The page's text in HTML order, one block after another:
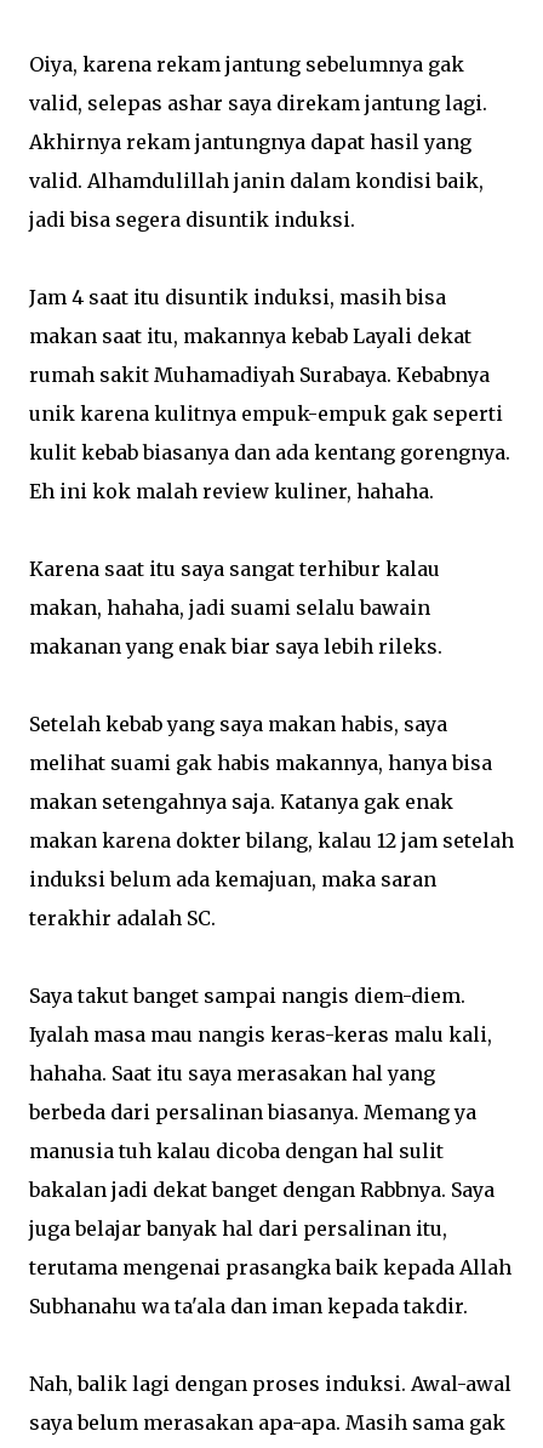
Oiya, karena rekam jantung sebelumnya gak
valid, selepas ashar saya direkam jantung lagi.
Akhirnya rekam jantungnya dapat hasil yang
valid. Alhamdulillah janin dalam kondisi baik,
jadi bisa segera disuntik induksi.
Jam 4 saat itu disuntik induksi, masih bisa
makan saat itu, makannya kebab Layali dekat
rumah sakit Muhamadiyah Surabaya. Kebabnya
unik karena kulitnya empuk-empuk gak seperti
kulit kebab biasanya dan ada kentang gorengnya.
Eh ini kok malah review kuliner, hahaha.
Karena saat itu saya sangat terhibur kalau
makan, hahaha, jadi suami selalu bawain
makanan yang enak biar saya lebih rileks.
Setelah kebab yang saya makan habis, saya
melihat suami gak habis makannya, hanya bisa
makan setengahnya saja. Katanya gak enak
makan karena dokter bilang, kalau 12 jam setelah
induksi belum ada kemajuan, maka saran
terakhir adalah SC.
Saya takut banget sampai nangis diem-diem.
Iyalah masa mau nangis keras-keras malu kali,
hahaha. Saat itu saya merasakan hal yang
berbeda dari persalinan biasanya. Memang ya
manusia tuh kalau dicoba dengan hal sulit
bakalan jadi dekat banget dengan Rabbnya. Saya
juga belajar banyak hal dari persalinan itu,
terutama mengenai prasangka baik kepada Allah
Subhanahu wa ta'ala dan iman kepada takdir.
Nah, balik lagi dengan proses induksi. Awal-awal
saya belum merasakan apa-apa. Masih sama gak